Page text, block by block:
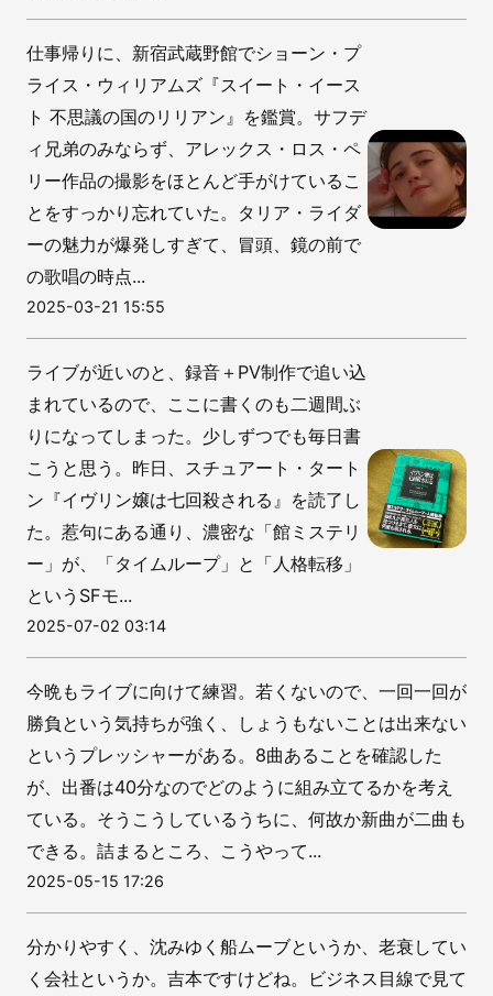
仕事帰りに、新宿武蔵野館でショーン・プ
ライス・ウィリアムズ『スイート・イース
ト 不思議の国のリリアン』を鑑賞。サフデ
ィ兄弟のみならず、アレックス・ロス・ペ
リー作品の撮影をほとんど手がけているこ
とをすっかり忘れていた。タリア・ライダ
ーの魅力が爆発しすぎて、冒頭、鏡の前で
の歌唱の時点...
2025-03-21 15:55
ライブが近いのと、録音＋PV制作で追い込
まれているので、ここに書くのも二週間ぶ
りになってしまった。少しずつでも毎日書
こうと思う。昨日、スチュアート・タート
ン『イヴリン嬢は七回殺される』を読了し
た。惹句にある通り、濃密な「館ミステリ
ー」が、「タイムループ」と「人格転移」
というSFモ...
2025-07-02 03:14
今晩もライブに向けて練習。若くないので、一回一回が
勝負という気持ちが強く、しょうもないことは出来ない
というプレッシャーがある。8曲あることを確認した
が、出番は40分なのでどのように組み立てるかを考え
ている。そうこうしているうちに、何故か新曲が二曲も
できる。詰まるところ、こうやって...
2025-05-15 17:26
分かりやすく、沈みゆく船ムーブというか、老衰してい
く会社というか。吉本ですけどね。ビジネス目線で見て